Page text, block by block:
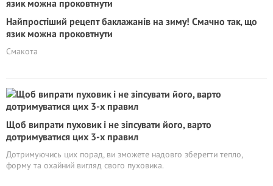
Найпростіший рецепт баклажанів на зиму! Смачно так, що
язик можна проковтнути
Смакота
Щоб випрати пуховик і не зіпсувати його, варто
дотримуватися цих 3-х правил
Дотримуючись цих порад, ви зможете надовго зберегти тепло,
форму та охайний вигляд свого пуховика.